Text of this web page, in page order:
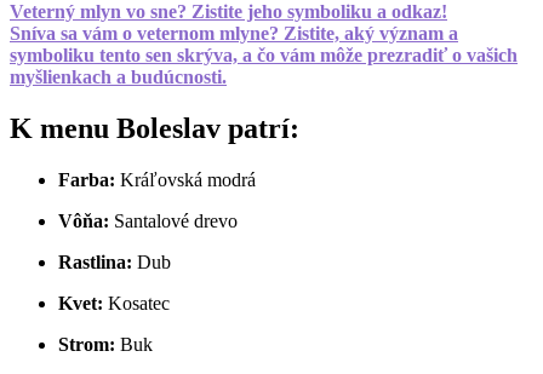
Veterný mlyn vo sne? Zistite jeho symboliku a odkaz!
Sníva sa vám o veternom mlyne? Zistite, aký význam a
symboliku tento sen skrýva, a čo vám môže prezradiť o vašich
myšlienkach a budúcnosti.
K menu Boleslav patrí:
Farba: Kráľovská modrá
Vôňa: Santalové drevo
Rastlina: Dub
Kvet: Kosatec
Strom: Buk